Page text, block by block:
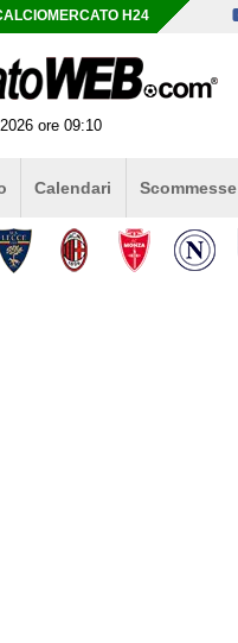
H24
ore 09:10
Calendari Scommesse